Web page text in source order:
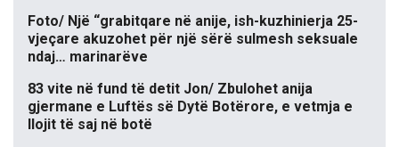
Foto/ Një “grabitqare në anije, ish-kuzhinierja 25-
vjeçare akuzohet për një sërë sulmesh seksuale
ndaj… marinarëve
83 vite në fund të detit Jon/ Zbulohet anija
gjermane e Luftës së Dytë Botërore, e vetmja e
llojit të saj në botë